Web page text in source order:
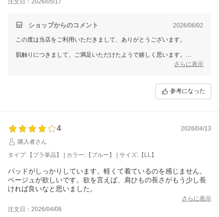
ショップからのコメント 2026/06/02
この度は当店をご利用いただきまして、ありがとうございます。
肌触りにつきまして、ご満足いただけたようで嬉しく思います。
暑い時期でも快適にご使用いただけているとのことで、安心いたしまし
これからも皆さまに心地よくご使用いただける商品をご提案できますよ
三恵 小林 美和子
さらに表示
参考になった
4
2026/04/13
購入者さん
タイプ:【ブラ単品】 | カラー:【ブルー】 | サイズ:【LL】
パッドがしっかりしています。軽くて着ているのを感じません。
ベージュが欲しいです。欲を言えば、肩ひもの長さがもう少し長
ければ良いなと思いました。
さらに表示
注文日：2026/04/08